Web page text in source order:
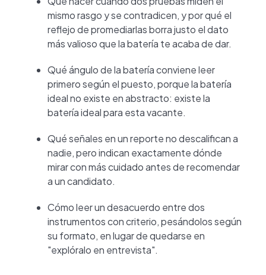
mismo rasgo y se contradicen, y por qué el
reflejo de promediarlas borra justo el dato
más valioso que la batería te acaba de dar.
Qué ángulo de la batería conviene leer
primero según el puesto, porque la batería
ideal no existe en abstracto: existe la
batería ideal para esta vacante.
Qué señales en un reporte no descalifican a
nadie, pero indican exactamente dónde
mirar con más cuidado antes de recomendar
a un candidato.
Cómo leer un desacuerdo entre dos
instrumentos con criterio, pesándolos según
su formato, en lugar de quedarse en
"explóralo en entrevista".